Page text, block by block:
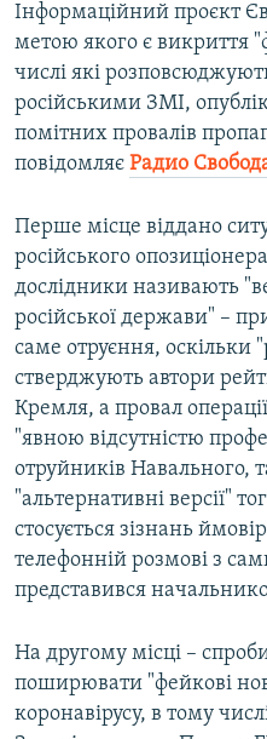
ІНФОГРАФІКА
ДОЛУЧАЙСЯ!
Усі сайти RFE/RL
Інформаційний проєкт
метою якого є викриття
числі які
російськими ЗМІ,
помітних провалів
повідомляє Радио
Перше місце віддано
російського опозиціонера
дослідники називають
російської держави" –
саме отруєння, оскільки
стверджують автори
Кремля, а провал
"явною відсутністю
отруйників Навального,
"альтернативні версії"
стосується зізнань
телефонній розмові з
представився
На другому місці –
поширювати "фейкові
коронавірусу, в тому